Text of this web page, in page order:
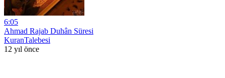
6:05
Ahmad Rajab Duhân Süresi
KuranTalebesi
12 yıl önce